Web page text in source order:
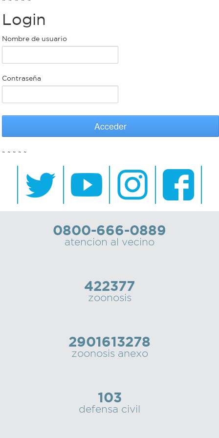
Bromatología
Rentas
Municipal
bondi
Recorrido
colectivos
Recarga
Personal
municipal
Login
Nombre de usuario
Contraseña
Acceder
~ ~ ~ ~ ~
0800-666-0889
atencion al vecino
422377
zoonosis
2901613278
zoonosis anexo
103
defensa civil